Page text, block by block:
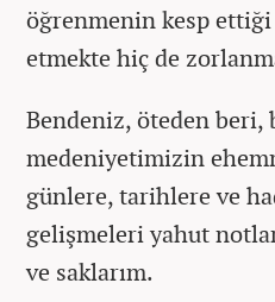
öğrenmenin kesp
etmekte hiç de
Bendeniz, öteden beri,
medeniyetimizin
günlere, tarihlere ve
gelişmeleri yahut
ve saklarım.